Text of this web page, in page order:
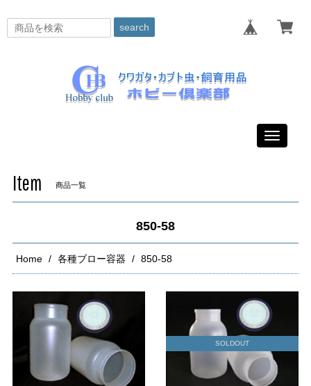
search
Toggle
Item 商品一覧
850-58
Home 各種ブロー容器 850-58
SOLDOUT